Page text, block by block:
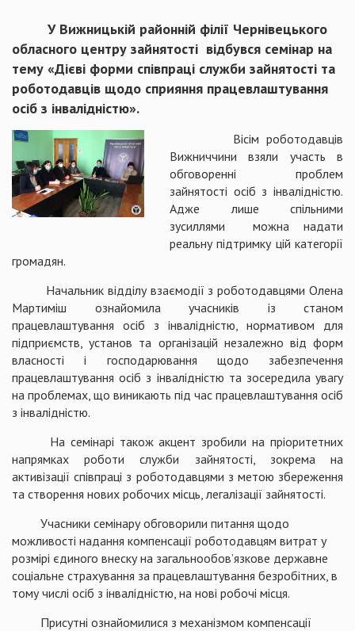
У Вижницькій районній філії Чернівецького
обласного центру зайнятості відбувся семінар на
тему «Дієві форми співпраці служби зайнятості та
роботодавців щодо сприяння працевлаштування
осіб з інвалідністю».
Вісім роботодавців
Вижниччини взяли участь в
обговоренні проблем
зайнятості осіб з інвалідністю.
Адже лише спільними
зусиллями можна надати
реальну підтримку цій категорії
громадян.
Начальник відділу взаємодії з роботодавцями Олена
Мартиміш ознайомила учасників із станом
працевлаштування осіб з інвалідністю, нормативом для
підприємств, установ та організацій незалежно від форм
власності і господарювання щодо забезпечення
працевлаштування осіб з інвалідністю та зосередила увагу
на проблемах, що виникають під час працевлаштування осіб
з інвалідністю.
На семінарі також акцент зробили на пріоритетних
напрямках роботи служби зайнятості, зокрема на
активізації співпраці з роботодавцями з метою збереження
та створення нових робочих місць, легалізації зайнятості.
Учасники семінару обговорили питання щодо
можливості надання компенсації роботодавцям витрат у
розмірі єдиного внеску на загальнообов’язкове державне
соціальне страхування за працевлаштування безробітних, в
тому числі осіб з інвалідністю, на нові робочі місця.
Присутні ознайомилися з механізмом компенсації